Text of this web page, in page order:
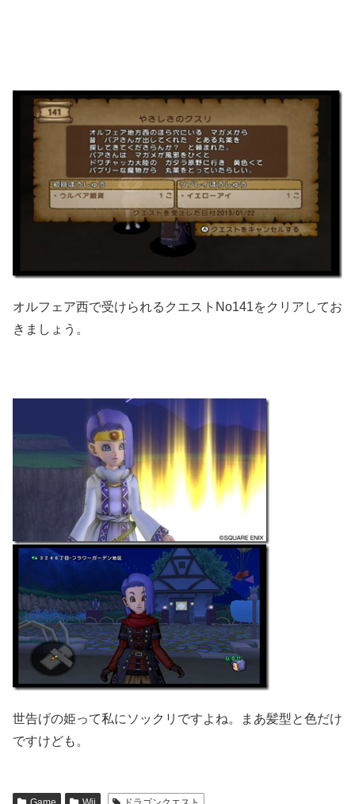
オルフェア西で受けられるクエストNo141をクリアしてお
きましょう。
世告げの姫って私にソックリですよね。まあ髪型と色だけ
ですけども。